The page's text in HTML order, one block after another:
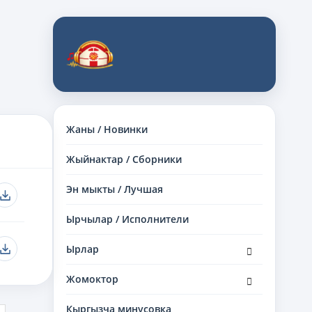
Жаны / Новинки
Жыйнактар / Сборники
Эн мыкты / Лучшая
Ырчылар / Исполнители
Ырлар
дочернее
Жомоктор
дочернее
Кыргызча минусовка